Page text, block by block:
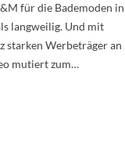
für die Bademoden in
langweilig. Und mit
starken Werbeträger an
mutiert zum…